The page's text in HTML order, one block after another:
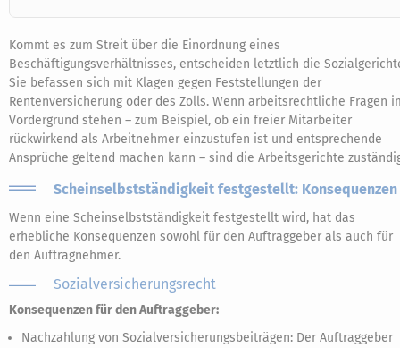
Kommt es zum Streit über die Einordnung eines
Beschäftigungsverhältnisses, entscheiden letztlich die
Sie befassen sich mit Klagen gegen Feststellungen der
Rentenversicherung oder des Zolls. Wenn arbeitsrechtliche Fragen
Vordergrund stehen – zum Beispiel, ob ein freier Mitarbeiter
rückwirkend als Arbeitnehmer einzustufen ist und entsprechende
Ansprüche geltend machen kann – sind die Arbeitsgerichte
Scheinselbstständigkeit festgestellt: Konsequenzen
Wenn eine Scheinselbstständigkeit festgestellt wird, hat das
erhebliche Konsequenzen sowohl für den Auftraggeber als auch für
den Auftragnehmer.
Sozialversicherungsrecht
Konsequenzen für den Auftraggeber:
Nachzahlung von Sozialversicherungsbeiträgen: Der Auftraggeber